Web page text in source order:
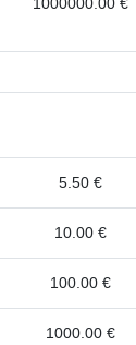
5.50 €
10.00 €
100.00 €
1000.00 €